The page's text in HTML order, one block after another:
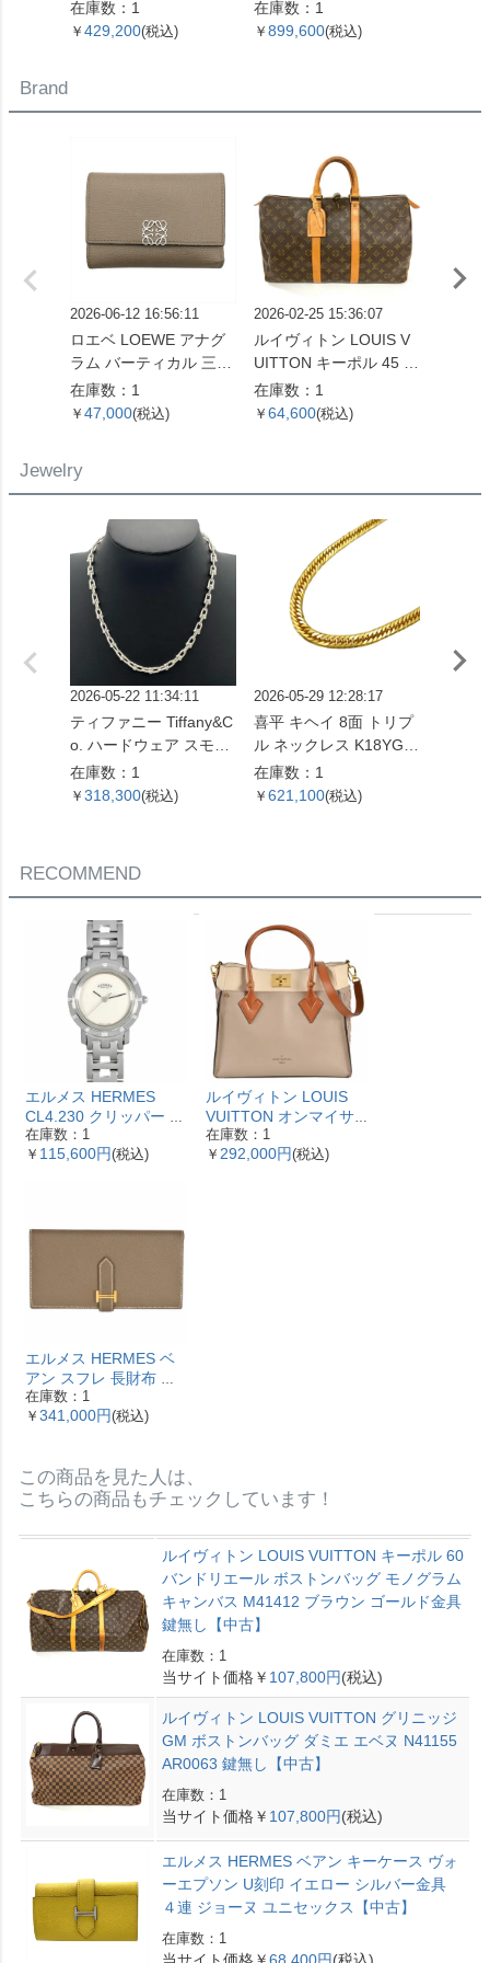
ルバー文字盤 7桁 2番台
在庫数：1
￥ 429,200(税込)
字盤 10Pダイヤ SS×YG
在庫数：1
￥ 899,600(税込)
Brand
2026-06-12 16:56:11
ロエベ LOEWE アナグ
ラム バーティカル 三つ
折り財布 ベージュ シル
バー金具【中古】
在庫数：1
￥ 47,000(税込)
2026-02-25 15:36:07
ルイヴィトン LOUIS V
UITTON キーポル 45 ボ
ストンバッグ モノグラ
ム キャンバス M41428
在庫数：1
￥ 64,600(税込)
Jewelry
2026-05-22 11:34:11
ティファニー Tiffany&C
o. ハードウェア スモー
ルリンク ネックレス 60
153093 SV925 42.4g シ
在庫数：1
￥ 318,300(税込)
2026-05-29 12:28:17
喜平 キヘイ 8面 トリプ
ル ネックレス K18YG 2
4.5g 60cm【中古】
在庫数：1
￥ 621,100(税込)
RECOMMEND
エルメス HERMES
CL4.230 クリッパー ナ
クレ 腕時計 シェル文字
盤 ベゼル12Pダイヤ レ
在庫数：1
￥ 115,600円(税込)
ルイヴィトン LOUIS
VUITTON オンマイサ
イドMM ハンドバッグ
2WAY レザー M53825
在庫数：1
￥ 292,000円(税込)
エルメス HERMES ベ
アン スフレ 長財布 ヴ
ォーエプソン Y刻印 エ
トゥープ ゴールド金具
在庫数：1
￥ 341,000円(税込)
この商品を見た人は、
こちらの商品もチェックしています！
ルイヴィトン LOUIS VUITTON キーポル 60
バンドリエール ボストンバッグ モノグラム
キャンバス M41412 ブラウン ゴールド金具
鍵無し【中古】
在庫数：1
当サイト価格￥ 107,800円(税込)
ルイヴィトン LOUIS VUITTON グリニッジ
GM ボストンバッグ ダミエ エベヌ N41155
AR0063 鍵無し【中古】
在庫数：1
当サイト価格￥ 107,800円(税込)
エルメス HERMES ベアン キーケース ヴォ
ーエプソン U刻印 イエロー シルバー金具
４連 ジョーヌ ユニセックス【中古】
在庫数：1
当サイト価格￥68,400円(税込)